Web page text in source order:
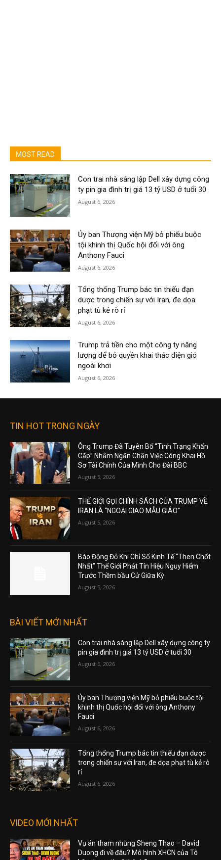
MOST READ
Con trai nhà sáng lập Dell xây dựng công
ty pin gia đình trị giá 13 tỷ USD ở tuổi 30
August 6, 2026
Ủy ban Thượng viện Mỹ bỏ phiếu buộc
tội khinh thị Quốc hội đối với ông
Anthony Fauci
August 6, 2026
Tổng thống Trump bác tin thiếu đạn
dược trong chiến sự với Iran, đe dọa
phạt tù kẻ rò rỉ
August 6, 2026
Trump trả tiền cho một công ty năng
lượng để bỏ quyền khai thác điện gió
ngoài khơi
August 6, 2026
TIN HOT TRONG NGÀY
Ông Trump Đã Tuyên Bố “Tình Trạng Khẩn
Cấp” Nhằm Ngăn Chặn Việc Công Khai Hồ
Sơ Tài Chính Của Mình Cho Đài BBC
August 5, 2026
THẾ GIỚI GỌI CHÍNH SÁCH CỦA TRUMP VỀ
IRAN LÀ “NGOẠI GIAO MẪU GIÁO”
August 5, 2026
Báo Động Đỏ Khi Chỉ Số Kinh Tế “Then Chốt
Nhất” Thế Giới Phát Tín Hiệu Nguy Hiểm
Trước Thềm bầu Cử Giữa Kỳ
August 5, 2026
BÀI VIẾT MỚI NHẤT
Con trai nhà sáng lập Dell xây dựng công ty
pin gia đình trị giá 13 tỷ USD ở tuổi 30
August 6, 2026
Ủy ban Thượng viện Mỹ bỏ phiếu buộc tội
khinh thị Quốc hội đối với ông Anthony
Fauci
August 6, 2026
Tổng thống Trump bác tin thiếu đạn dược
trong chiến sự với Iran, đe dọa phạt tù kẻ rò
rỉ
August 6, 2026
VIDEO MỚI NHẤT
Vụ án tham nhũng Sheng Thao – David
Duong đi về đâu? Mô hình XHCN của Tô